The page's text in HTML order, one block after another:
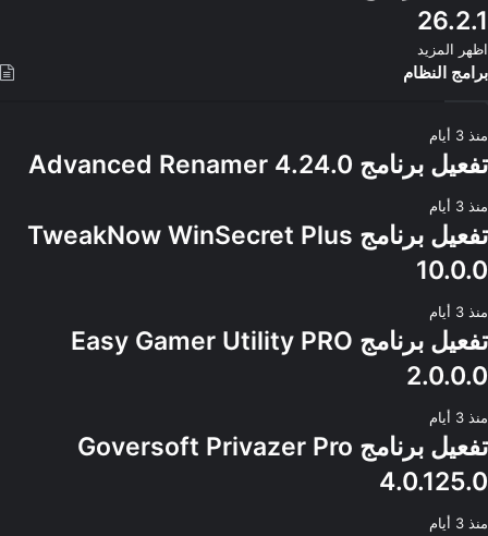
26.2.1
اظهر المزيد
برامج النظام
منذ 3 أيام
تفعيل برنامج Advanced Renamer 4.24.0
منذ 3 أيام
تفعيل برنامج TweakNow WinSecret Plus
10.0.0
منذ 3 أيام
تفعيل برنامج Easy Gamer Utility PRO
2.0.0.0
منذ 3 أيام
تفعيل برنامج Goversoft Privazer Pro
4.0.125.0
منذ 3 أيام